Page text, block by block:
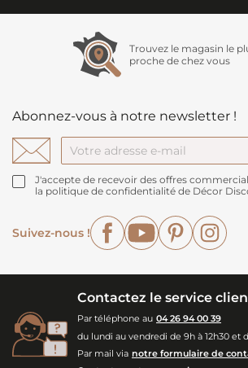
Trouvez le magasin le
proche de chez vous
Abonnez-vous à notre newsletter !
J'accepte de recevoir des offres
la politique de confidentialité de Décor
Suivez-nous !
FacebookYouTubePinterest
Contactez le service
Par téléphone au 04 26 94 00 39
du lundi au vendredi de 9h à 12h30 et
Par mail via notre formulaire de